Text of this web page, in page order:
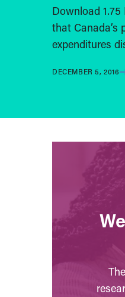
Download
that Canada’s
expenditures
DECEMBER 5, 2016